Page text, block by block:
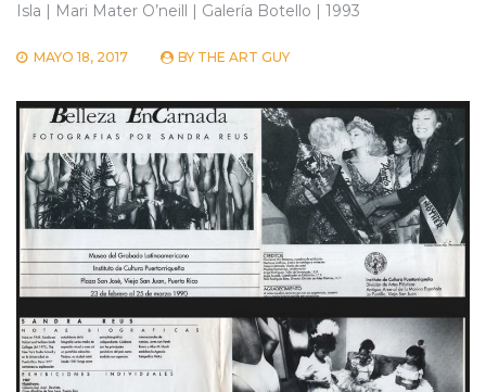
Isla | Mari Mater O’neill | Galería Botello | 1993
MAYO 18, 2017 BY THE ART GUY